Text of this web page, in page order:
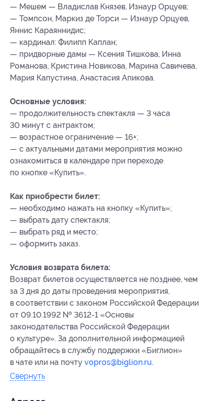
— Мешем — Владислав Князев, Изнаур Орцуев;
— Томпсон, Маркиз де Торси — Изнаур Орцуев,
Яннис Караяннидис;
— кардинал: Филипп Каплан;
— придворные дамы — Ксения Тишкова, Инна
Романова, Кристина Новикова, Марина Савичева,
Мария Капустина, Анастасия Апикова.
Основные условия:
— продолжительность спектакля — 3 часа
30 минут с антрактом;
— возрастное ограничение — 16+;
— с актуальными датами мероприятия можно
ознакомиться в календаре при переходе
по кнопке «Купить».
Как приобрести билет:
— необходимо нажать на кнопку «Купить»;
— выбрать дату спектакля;
— выбрать ряд и место;
— оформить заказ.
Условия возврата билета:
Возврат билетов осуществляется не позднее, чем
за 3 дня до даты проведения мероприятия,
в соответствии с законом Российской Федерации
от 09.10.1992 № 3612-1 «Основы
законодательства Российской Федерации
о культуре». За дополнительной информацией
обращайтесь в службу поддержки «Биглион»
в чате или на почту vopros@biglion.ru.
Свернуть